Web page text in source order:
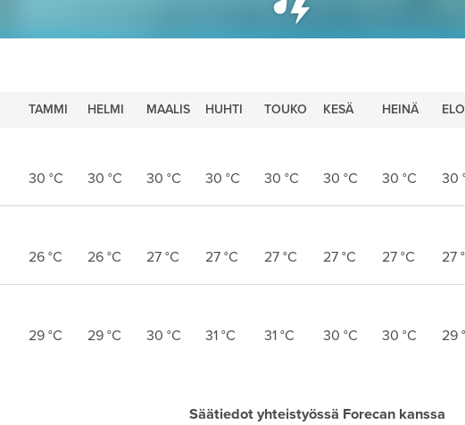
TAMMI HELMI MAALIS HUHTI TOUKO KESÄ HEINÄ ELO
30 °C 30 °C 30 °C 30 °C 30 °C 30 °C 30 °C 30
26 °C 26 °C 27 °C 27 °C 27 °C 27 °C 27 °C 27
29 °C 29 °C 30 °C 31 °C 31 °C 30 °C 30 °C 29
Säätiedot yhteistyössä Forecan kanssa